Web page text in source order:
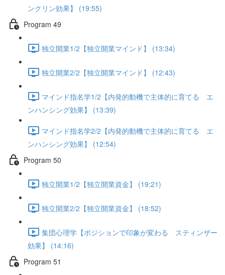
ンクリン効果】 (19:55)
Program 49
独立開業1/2【独立開業マインド】 (13:34)
独立開業2/2【独立開業マインド】 (12:43)
マインド指名学1/2【内発的動機で主体的に育てる エ
ンハンシング効果】 (13:39)
マインド指名学2/2【内発的動機で主体的に育てる エ
ンハンシング効果】 (12:54)
Program 50
独立開業1/2【独立開業資金】 (19:21)
独立開業2/2【独立開業資金】 (18:52)
集団心理学【ポジションで印象が変わる スティンザー
効果】 (14:16)
Program 51